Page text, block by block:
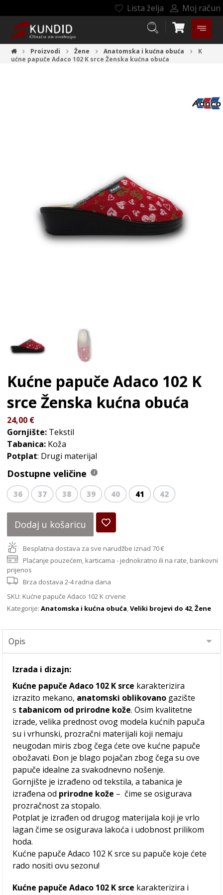
Lista želja Moj račun
Proizvodi Žene Anatomska i kućna obuća
K
ućne papuče Adaco 102 K srceŽenska kućna obuća
Kućne papuče Adaco 102 K
srceŽenska kućna obuća
24,00 €
Gornjište: Tekstil
Tabanica: Koža
Potplat: Drugi materijal
Dostupne veličine
36 37 38 39 40 41 42
Dodaj u košaricu
Besplatna dostava za sve narudžbe iznad 70 €
Plaćanje pouzećem, karticama - jednokratno ili na rate, bankovni
prijenos
Brza dostava 2-4 radna dana
SKU: Kućne papuče Adaco 102 K crvene
Kategorije:Anatomska i kućna obuća,Veliki brojevi do 42,Žene
Izrada i dizajn:
Kućne papuče Adaco 102 K srce karakterizira
izrazito mekano, anatomski oblikovano gazište
s tabanicom od prirodne kože. Osim kvalitetne
izrade, velika prednost ovog modela kućnih papuča
su i vrhunski, prozračni materijali koji nemaju
neugodan miris zbog čega ćete ove kućne papuče
obožavati. Đon je blago pojačan zbog čega su ove
papuče idealne za svakodnevno nošenje.
Gornjište je izrađeno od tekstila, a tabanica je
izrađena od prirodne kože – čime se osigurava
prozračnost za stopalo.
Potplat je izrađen od drugog materijala koji je vrlo
lagan čime se osigurava lakoća i udobnost prilikom
hoda.
Kućne papuče Adaco 102 K srce su papuče koje ćete
rado nositi ovu sezonu!
Kućne papuče Adaco 102 K srce karakterizira i